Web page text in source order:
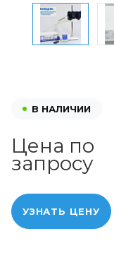
В НАЛИЧИИ
Цена по
запросу
УЗНАТЬ ЦЕНУ